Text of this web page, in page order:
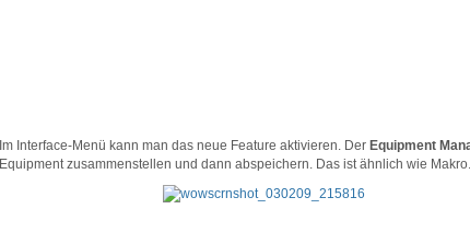
Im Interface-Menü kann man das neue Feature aktivieren. Der Equipment
Equipment zusammenstellen und dann abspeichern. Das ist ähnlich wie Makro.